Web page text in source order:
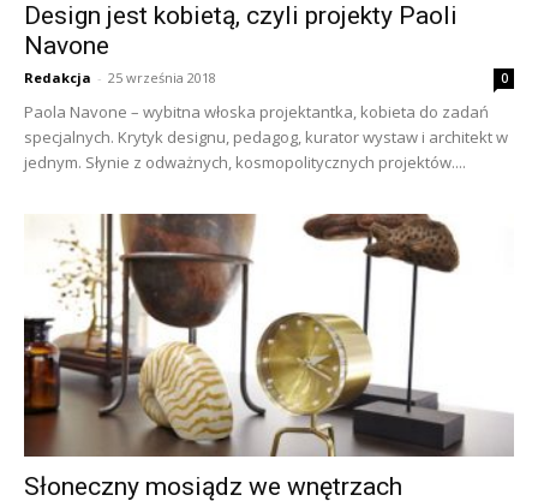
Design jest kobietą, czyli projekty Paoli
Navone
Redakcja - 25 września 2018 0
Paola Navone – wybitna włoska projektantka, kobieta do zadań
specjalnych. Krytyk designu, pedagog, kurator wystaw i architekt w
jednym. Słynie z odważnych, kosmopolitycznych projektów....
Słoneczny mosiądz we wnętrzach